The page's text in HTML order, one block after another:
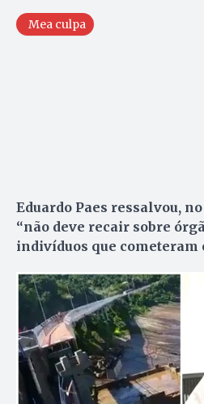
Mea culpa
Eduardo Paes ressalvou,
“não deve recair sobre
indivíduos que cometeram